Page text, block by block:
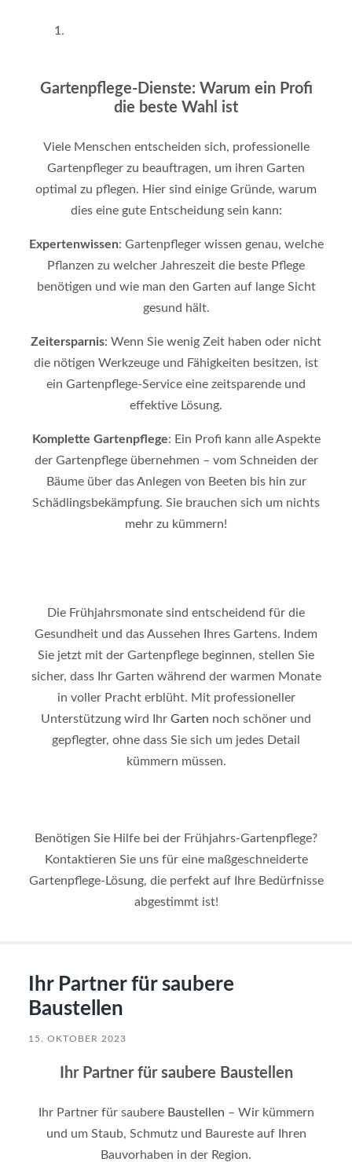
Gartenpflege-Dienste: Warum ein Profi
die beste Wahl ist
Viele Menschen entscheiden sich, professionelle
Gartenpfleger zu beauftragen, um ihren Garten
optimal zu pflegen. Hier sind einige Gründe, warum
dies eine gute Entscheidung sein kann:
Expertenwissen: Gartenpfleger wissen genau, welche
Pflanzen zu welcher Jahreszeit die beste Pflege
benötigen und wie man den Garten auf lange Sicht
gesund hält.
Zeitersparnis: Wenn Sie wenig Zeit haben oder nicht
die nötigen Werkzeuge und Fähigkeiten besitzen, ist
ein Gartenpflege-Service eine zeitsparende und
effektive Lösung.
Komplette Gartenpflege: Ein Profi kann alle Aspekte
der Gartenpflege übernehmen – vom Schneiden der
Bäume über das Anlegen von Beeten bis hin zur
Schädlingsbekämpfung. Sie brauchen sich um nichts
mehr zu kümmern!
Die Frühjahrsmonate sind entscheidend für die
Gesundheit und das Aussehen Ihres Gartens. Indem
Sie jetzt mit der Gartenpflege beginnen, stellen Sie
sicher, dass Ihr Garten während der warmen Monate
in voller Pracht erblüht. Mit professioneller
Unterstützung wird Ihr Garten noch schöner und
gepflegter, ohne dass Sie sich um jedes Detail
kümmern müssen.
Benötigen Sie Hilfe bei der Frühjahrs-Gartenpflege?
Kontaktieren Sie uns für eine maßgeschneiderte
Gartenpflege-Lösung, die perfekt auf Ihre Bedürfnisse
abgestimmt ist!
Ihr Partner für saubere
Baustellen
15. OKTOBER 2023
Ihr Partner für saubere Baustellen
Ihr Partner für saubere Baustellen – Wir kümmern
und um Staub, Schmutz und Baureste auf Ihren
Bauvorhaben in der Region.